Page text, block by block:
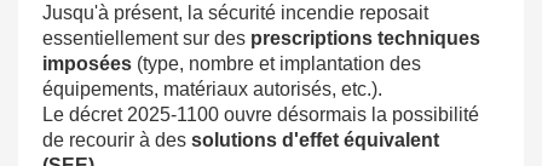
Jusqu'à présent, la sécurité incendie reposait
essentiellement sur des prescriptions techniques
imposées (type, nombre et implantation des
équipements, matériaux autorisés, etc.).
Le décret 2025-1100 ouvre désormais la possibilité
de recourir à des solutions d'effet équivalent